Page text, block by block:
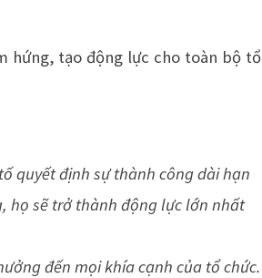
hứng, tạo động lực cho toàn bộ tổ
quyết định sự thành công dài hạn
họ sẽ trở thành động lực lớn nhất
đến mọi khía cạnh của tổ chức.